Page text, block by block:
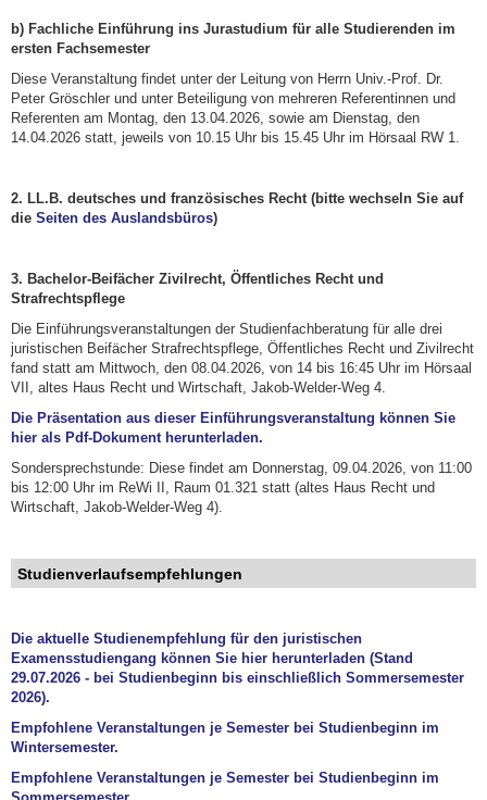
b) Fachliche Einführung ins Jurastudium für alle Studierenden im
ersten Fachsemester
Diese Veranstaltung findet unter der Leitung von Herrn Univ.-Prof. Dr.
Peter Gröschler und unter Beteiligung von mehreren Referentinnen und
Referenten am Montag, den 13.04.2026, sowie am Dienstag, den
14.04.2026 statt, jeweils von 10.15 Uhr bis 15.45 Uhr im Hörsaal RW 1.
2. LL.B. deutsches und französisches Recht (bitte wechseln Sie auf
die Seiten des Auslandsbüros)
3. Bachelor-Beifächer Zivilrecht, Öffentliches Recht und
Strafrechtspflege
Die Einführungsveranstaltungen der Studienfachberatung für alle drei
juristischen Beifächer Strafrechtspflege, Öffentliches Recht und Zivilrecht
fand statt am Mittwoch, den 08.04.2026, von 14 bis 16:45 Uhr im Hörsaal
VII, altes Haus Recht und Wirtschaft, Jakob-Welder-Weg 4.
Die Präsentation aus dieser Einführungsveranstaltung können Sie
hier als Pdf-Dokument herunterladen.
Sondersprechstunde: Diese findet am Donnerstag, 09.04.2026, von 11:00
bis 12:00 Uhr im ReWi II, Raum 01.321 statt (altes Haus Recht und
Wirtschaft, Jakob-Welder-Weg 4).
Studienverlaufsempfehlungen
Die aktuelle Studienempfehlung für den juristischen
Examensstudiengang können Sie hier herunterladen (Stand
29.07.2026 - bei Studienbeginn bis einschließlich Sommersemester
2026).
Empfohlene Veranstaltungen je Semester bei Studienbeginn im
Wintersemester.
Empfohlene Veranstaltungen je Semester bei Studienbeginn im